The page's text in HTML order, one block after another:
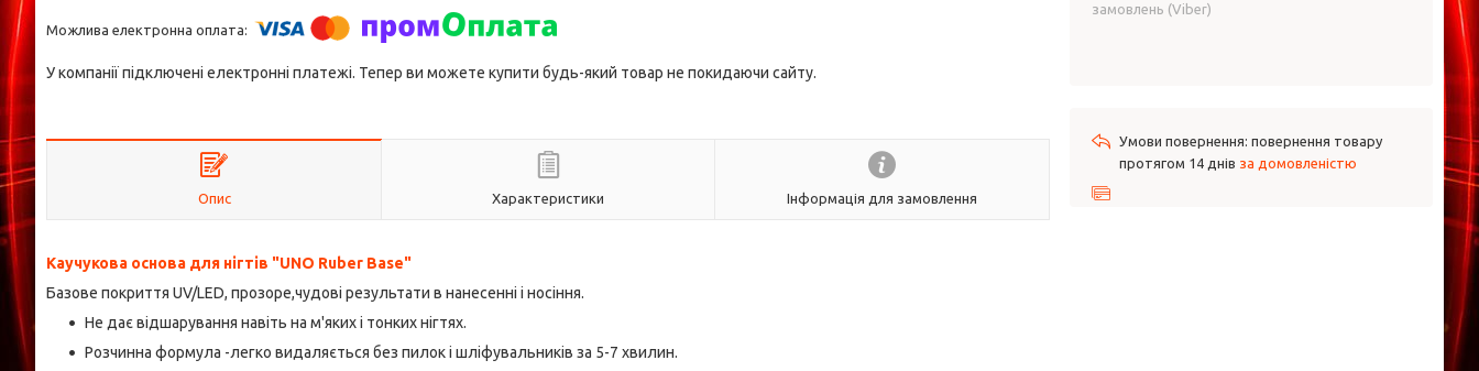
У компанії підключені електронні платежі. Тепер ви можете купити будь-який товар не покидаючи сайту.
Опис Характеристики Інформація для замовлення
Каучукова основа для нігтів "UNO Ruber Base"
Базове покриття UV/LED, прозоре,чудові результати в нанесенні і носіння.
Не дає відшарування навіть на м'яких і тонких нігтях.
Розчинна формула -легко видаляється без пилок і шліфувальників за 5-7 хвилин.
замовлень (Viber)
повернення товару
протягом 14 днів за домовленістю